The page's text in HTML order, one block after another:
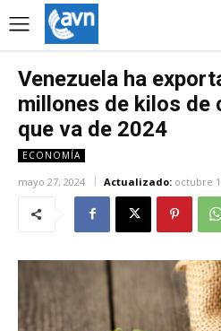
Venezuela ha
millones de kilos de
que va de 2024
ECONOMÍA
mayo 27, 2024 Actualizado: octubre